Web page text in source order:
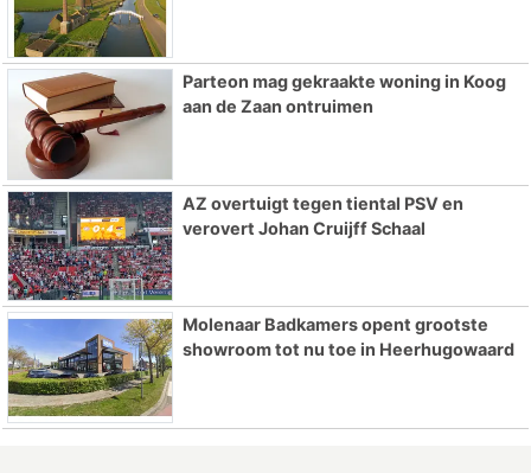
Parteon mag gekraakte woning in Koog
aan de Zaan ontruimen
AZ overtuigt tegen tiental PSV en
verovert Johan Cruijff Schaal
Molenaar Badkamers opent grootste
showroom tot nu toe in Heerhugowaard